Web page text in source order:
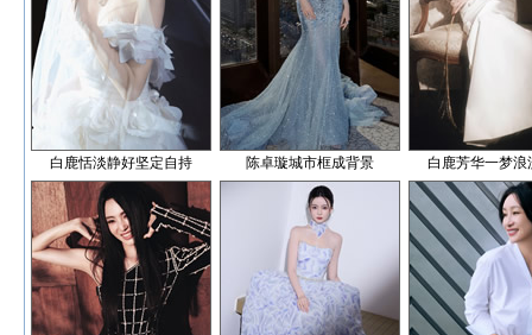
白鹿恬淡静好坚定自持 陈卓璇城市框成背景 白鹿芳华一梦浪